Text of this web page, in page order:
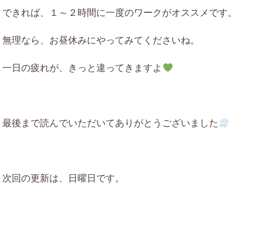
できれば、１～２時間に一度のワークがオススメです。
無理なら、お昼休みにやってみてくださいね。
一日の疲れが、きっと違ってきますよ
最後まで読んでいただいてありがとうございました
次回の更新は、日曜日です。